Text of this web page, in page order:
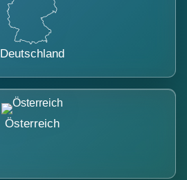
Deutschland
Österreich